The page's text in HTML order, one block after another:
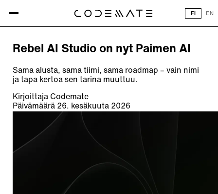
FI EN
Kaikki artikkelit
Rebel AI Studio on nyt Paimen AI
Sama alusta, sama tiimi, sama roadmap – vain nimi
ja tapa kertoa sen tarina muuttuu.
Kirjoittaja Codemate
Päivämäärä 26. kesäkuuta 2026